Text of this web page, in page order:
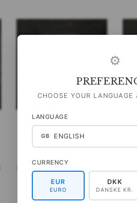
CUADERNO DE NOTAS -
STRAWBERRY THIEF WM
39,20 DKKIVA NO INCLUIDO
AÑADIR A LA CESTA
⚙
CHOOSE YOUR LANGUAGE
LANGUAGE
GB ENGLISH
CURRENCY
EUR
EURO
DKK
DANSKE KR.